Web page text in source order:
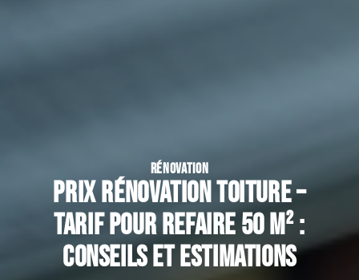
RÉNOVATION
Prix rénovation toiture –
Tarif pour refaire 50 m² :
conseils et estimations